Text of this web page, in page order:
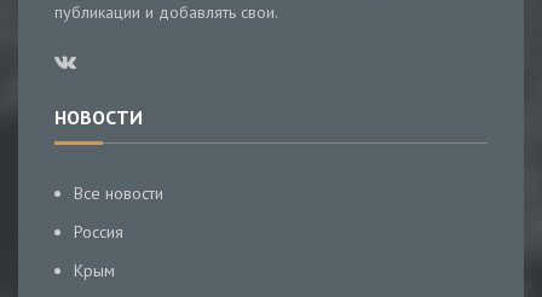
публикации и добавлять свои.
НОВОСТИ
Все новости
Россия
Крым